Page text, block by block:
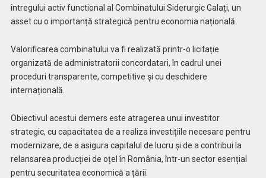
întregului activ functional al Combinatului Siderurgic Galați, un
asset cu o importanță strategică pentru economia națională.
Valorificarea combinatului va fi realizată printr-o licitație
organizată de administratorii concordatari, în cadrul unei
proceduri transparente, competitive și cu deschidere
internațională.
Obiectivul acestui demers este atragerea unui investitor
strategic, cu capacitatea de a realiza investițiile necesare pentru
modernizare, de a asigura capitalul de lucru și de a contribui la
relansarea producției de oțel în România, într-un sector esențial
pentru securitatea economică a țării.